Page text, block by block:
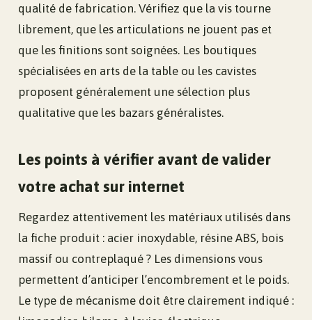
qualité de fabrication. Vérifiez que la vis tourne
librement, que les articulations ne jouent pas et
que les finitions sont soignées. Les boutiques
spécialisées en arts de la table ou les cavistes
proposent généralement une sélection plus
qualitative que les bazars généralistes.
Les points à vérifier avant de valider
votre achat sur internet
Regardez attentivement les matériaux utilisés dans
la fiche produit : acier inoxydable, résine ABS, bois
massif ou contreplaqué ? Les dimensions vous
permettent d’anticiper l’encombrement et le poids.
Le type de mécanisme doit être clairement indiqué :